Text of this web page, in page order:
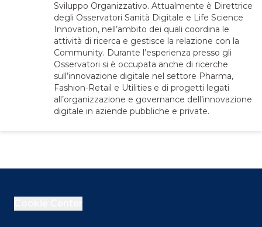
Sviluppo Organizzativo. Attualmente è Direttrice
degli Osservatori Sanità Digitale e Life Science
Innovation, nell’ambito dei quali coordina le
attività di ricerca e gestisce la relazione con la
Community. Durante l’esperienza presso gli
Osservatori si è occupata anche di ricerche
sull’innovazione digitale nel settore Pharma,
Fashion-Retail e Utilities e di progetti legati
all’organizzazione e governance dell’innovazione
digitale in aziende pubbliche e private.